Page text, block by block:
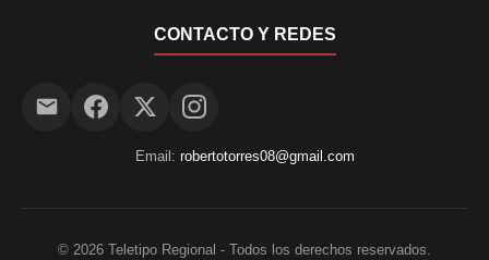
CONTACTO Y REDES
Email: robertotorres08@gmail.com
© 2026 Teletipo Regional - Todos los derechos reservados.